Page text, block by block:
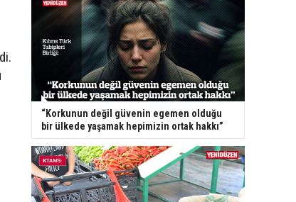
“Korkunun değil güvenin egemen olduğu
bir ülkede yaşamak hepimizin ortak hakkı”